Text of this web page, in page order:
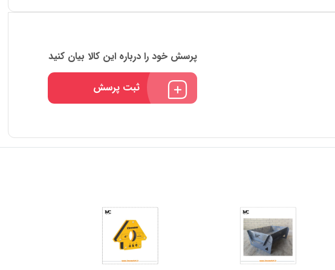
پرسش خود را درباره این کالا بیان کنید
ثبت پرسش